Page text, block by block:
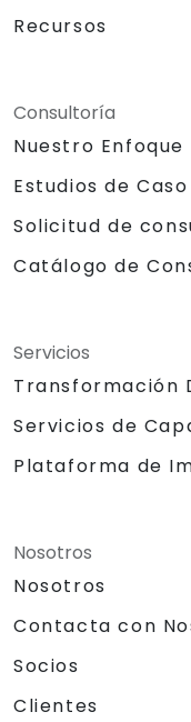
Recursos
Consultoría
Nuestro Enfoque
Estudios de Caso
Solicitud de
Catálogo de
Servicios
Transformación
Servicios de
Plataforma de
Nosotros
Nosotros
Contacta con
Socios
Clientes